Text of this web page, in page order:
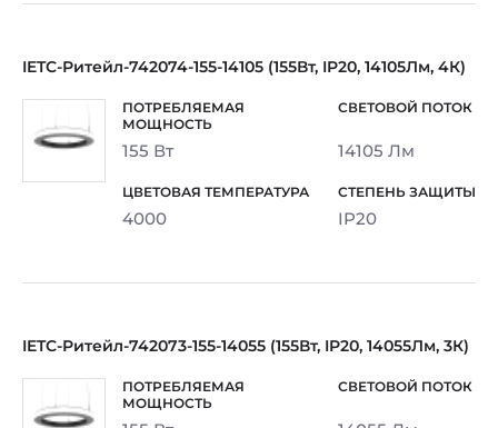
IETC-Ритейл-742074-155-14105 (155Вт, IP20, 14105Лм, 4К)
155 Вт 14105 Лм
4000 IP20
IETC-Ритейл-742073-155-14055 (155Вт, IP20, 14055Лм, 3К)